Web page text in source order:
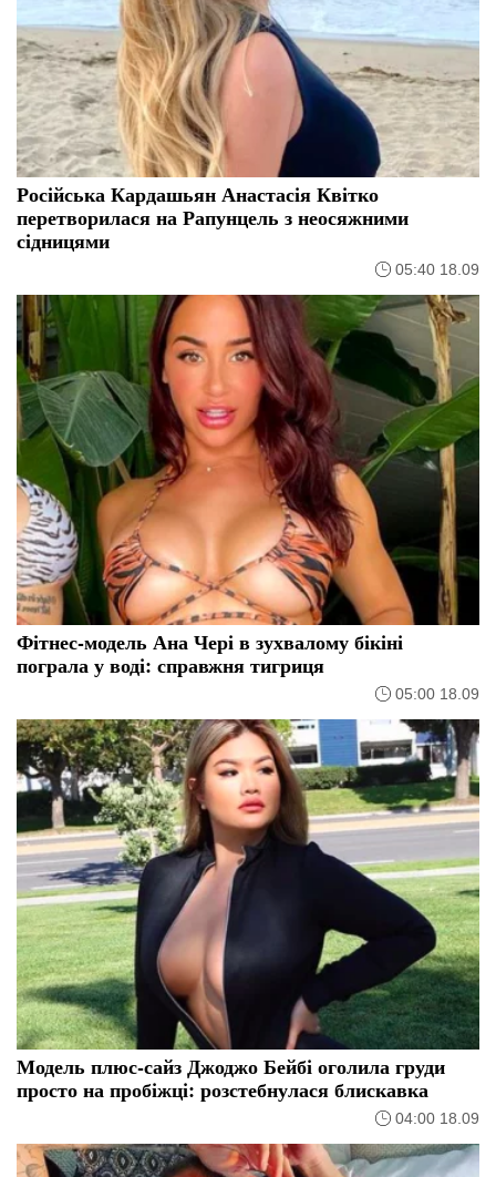
Російська Кардашьян Анастасія Квітко
перетворилася на Рапунцель з неосяжними
сідницями
05:40 18.09
Фітнес-модель Ана Чері в зухвалому бікіні
пограла у воді: справжня тигриця
05:00 18.09
Модель плюс-сайз Джоджо Бейбі оголила груди
просто на пробіжці: розстебнулася блискавка
04:00 18.09